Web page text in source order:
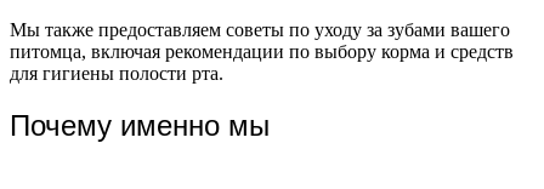
Мы также предоставляем советы по уходу за зубами вашего
питомца, включая рекомендации по выбору корма и средств
для гигиены полости рта.
Почему именно мы